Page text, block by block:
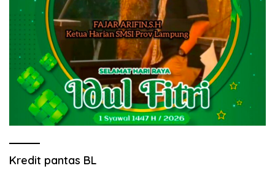
Kredit pantas BL